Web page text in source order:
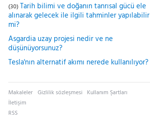
(30) Tarih bilimi ve doğanın tanrısal gücü ele
alınarak gelecek ile ilgili tahminler yapılabilir
mi?
Asgardia uzay projesi nedir ve ne
düşünüyorsunuz?
Tesla'nın alternatif akımı nerede kullanılıyor?
Makaleler Gizlilik sözleşmesi Kullanım Şartları
İletişim
RSS